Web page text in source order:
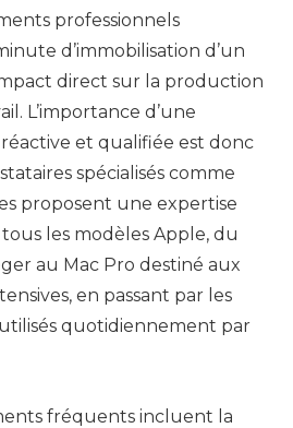
professionnels
d’immobilisation d’un
direct sur la production
L’importance d’une
réactive et qualifiée est donc
spécialisés comme
proposent une expertise
les modèles Apple, du
au Mac Pro destiné aux
en passant par les
quotidiennement par
fréquents incluent la